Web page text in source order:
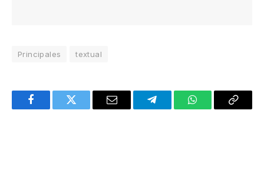
Principales textual
FacebookTwitter Email TelegramWhatsAppCopy